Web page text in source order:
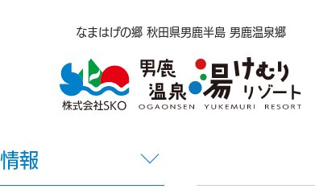
なまはげの郷 秋田県男鹿半島 男鹿温泉郷
報